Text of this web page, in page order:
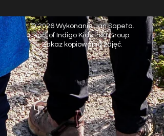
© 2026 Wykonanie Jan Sapeta.
Part of Indigo Kids Edu Group.
Zakaz kopiowania zdjęć.